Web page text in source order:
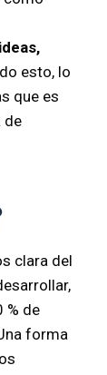
ideas,
esto, lo
que es
de
clara del
% de
forma